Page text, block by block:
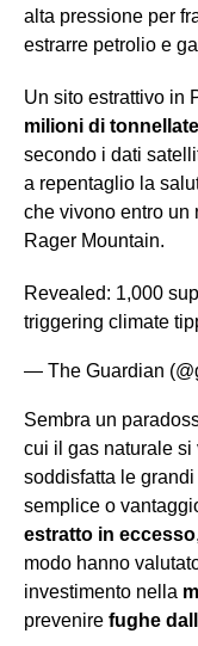
alta pressione per
estrarre petrolio e
Un sito estrattivo in
milioni di
secondo i dati
a repentaglio la
che vivono entro un
Rager Mountain.
Revealed: 1,000
triggering climate
— The Guardian
Sembra un
cui il gas naturale si
soddisfatta le
semplice o
estratto in eccesso
modo hanno
investimento nella
prevenire fughe